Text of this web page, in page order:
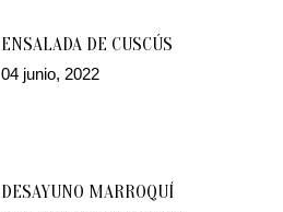
ENSALADA DE CUSCÚS
04 junio, 2022
DESAYUNO MARROQUÍ